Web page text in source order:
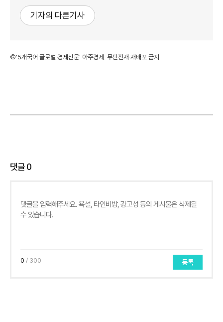
기자의 다른기사
©'5개국어 글로벌 경제신문' 아주경제. 무단전재·재배포 금지
댓글0
0 / 300 등록